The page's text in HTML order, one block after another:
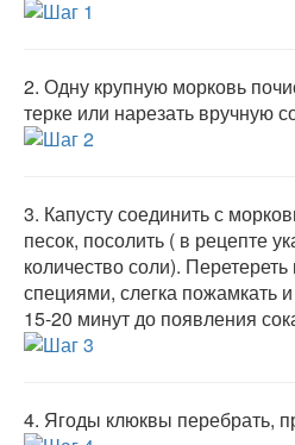
2. Одну крупную морковь
терке или нарезать вручную
3. Капусту соединить с
песок, посолить ( в рецепте
количество соли).
специями, слегка пожамкать
15-20 минут до появления
4. Ягоды клюквы перебрать,